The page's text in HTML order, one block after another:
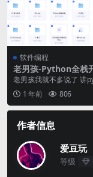
软件编程
老男孩-Python全栈
班+课件
老男孩我就不多说了 讲
的人， 也是公认最好的
非常全，而...
1 年前 806
作者信息
爱豆玩
等级